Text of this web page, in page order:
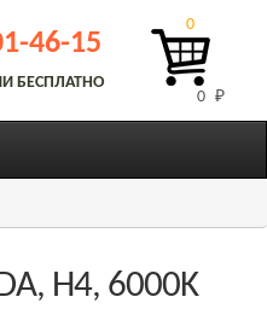
46-15
БЕСПЛАТНО
0 ₽
0
H4, 6000K